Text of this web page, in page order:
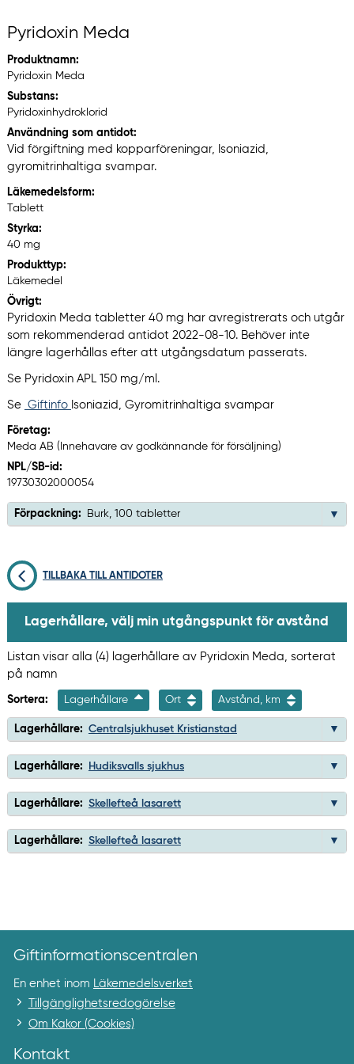
Pyridoxin Meda
Produktnamn:
Pyridoxin Meda
Substans:
Pyridoxinhydroklorid
Användning som antidot:
Vid förgiftning med kopparföreningar, Isoniazid,
gyromitrinhaltiga svampar.
Läkemedelsform:
Tablett
Styrka:
40 mg
Produkttyp:
Läkemedel
Övrigt:
Pyridoxin Meda tabletter 40 mg har avregistrerats och utgår
som rekommenderad antidot 2022-08-10. Behöver inte
längre lagerhållas efter att utgångsdatum passerats.
Se Pyridoxin APL 150 mg/ml.
Se Giftinfo Isoniazid, Gyromitrinhaltiga svampar
Företag:
Meda AB (Innehavare av godkännande för försäljning)
NPL/SB-id:
19730302000054
Förpackning: Burk, 100 tabletter
TILLBAKA TILL ANTIDOTER
Lagerhållare, välj min utgångspunkt för avstånd
Listan visar alla (4) lagerhållare av Pyridoxin Meda, sorterat
på namn
Sortera: Lagerhållare Ort Avstånd, km
Lagerhållare: Centralsjukhuset Kristianstad
Lagerhållare: Hudiksvalls sjukhus
Lagerhållare: Skellefteå lasarett
Lagerhållare: Skellefteå lasarett
Giftinformationscentralen
En enhet inom
Läkemedelsverket
Tillgänglighetsredogörelse
Om Kakor (Cookies)
Kontakt